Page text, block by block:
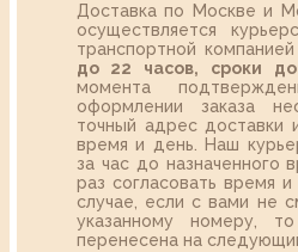
Доставка по Москве и
осуществляется
транспортной
до 22 часов,
сроки
момента
оформлении заказа
точный адрес доставки
время и день. Наш
за час до назначенного
раз согласовать время
случае, если с вами не
указанному номеру,
перенесена на